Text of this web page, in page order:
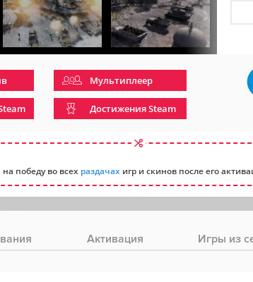
Мультиплеер
Достижения Steam
победу во всех раздачах игр и скинов после его
Активация Игры из